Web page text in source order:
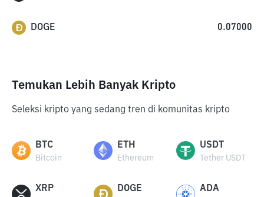
DOGE 0.07000
Temukan Lebih Banyak Kripto
Seleksi kripto yang sedang tren di komunitas kripto
BTC
Bitcoin
ETH
Ethereum
USDT
Tether USDT
XRP DOGE ADA